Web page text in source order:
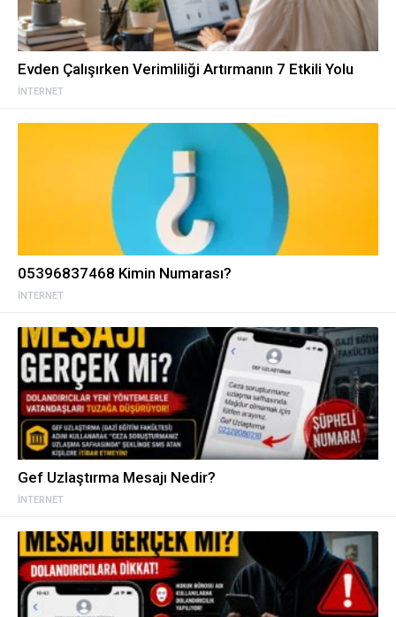
İNTERNET
Evden Çalışırken Verimliliği Artırmanın 7 Etkili Yolu
İNTERNET
05396837468 Kimin Numarası?
İNTERNET
Gef Uzlaştırma Mesajı Nedir?